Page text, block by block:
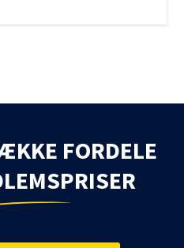
FORDELE